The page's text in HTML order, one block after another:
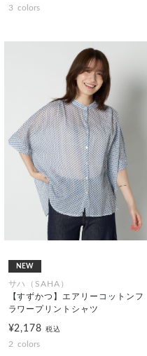
3 colors
NEW
サハ（SAHA）
【すずかつ】エアリーコットンフ
ラワープリントシャツ
¥2,178税込
2 colors